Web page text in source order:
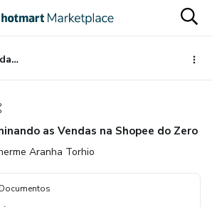
Dominando as Vendas na Shopee do Zero
as Vendas na Shopee do Zero
Aranha Torhio